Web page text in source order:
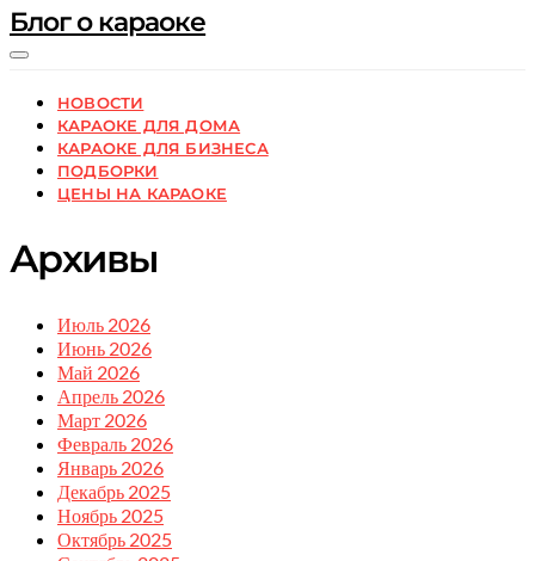
Блог о караоке
НОВОСТИ
КАРАОКЕ ДЛЯ ДОМА
КАРАОКЕ ДЛЯ БИЗНЕСА
ПОДБОРКИ
ЦЕНЫ НА КАРАОКЕ
Архивы
Июль 2026
Июнь 2026
Май 2026
Апрель 2026
Март 2026
Февраль 2026
Январь 2026
Декабрь 2025
Ноябрь 2025
Октябрь 2025